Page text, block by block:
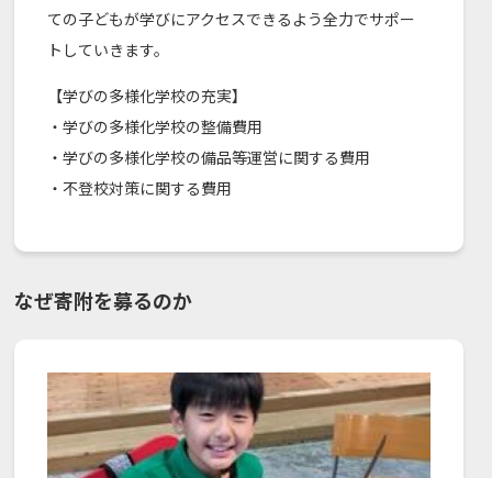
ての子どもが学びにアクセスできるよう全力でサポー
トしていきます。
【学びの多様化学校の充実】
・学びの多様化学校の整備費用
・学びの多様化学校の備品等運営に関する費用
・不登校対策に関する費用
なぜ寄附を募るのか